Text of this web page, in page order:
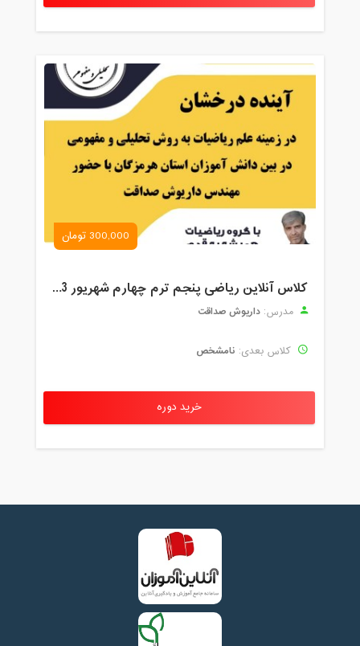
300,000 تومان
کلاس آنلاین ریاضی پنجم ترم چهارم شهریور 1403
مدرس: داریوش صداقت
کلاس بعدی: نامشخص
خرید دوره